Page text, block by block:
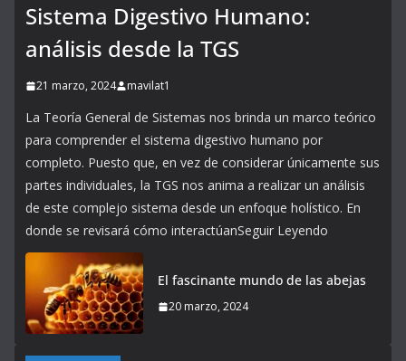
Sistema Digestivo Humano:
análisis desde la TGS
21 marzo, 2024 mavilat1
La Teoría General de Sistemas nos brinda un marco teórico
para comprender el sistema digestivo humano por
completo. Puesto que, en vez de considerar únicamente sus
partes individuales, la TGS nos anima a realizar un análisis
de este complejo sistema desde un enfoque holístico. En
donde se revisará cómo interactúanSeguir Leyendo
El fascinante mundo de las abejas
20 marzo, 2024